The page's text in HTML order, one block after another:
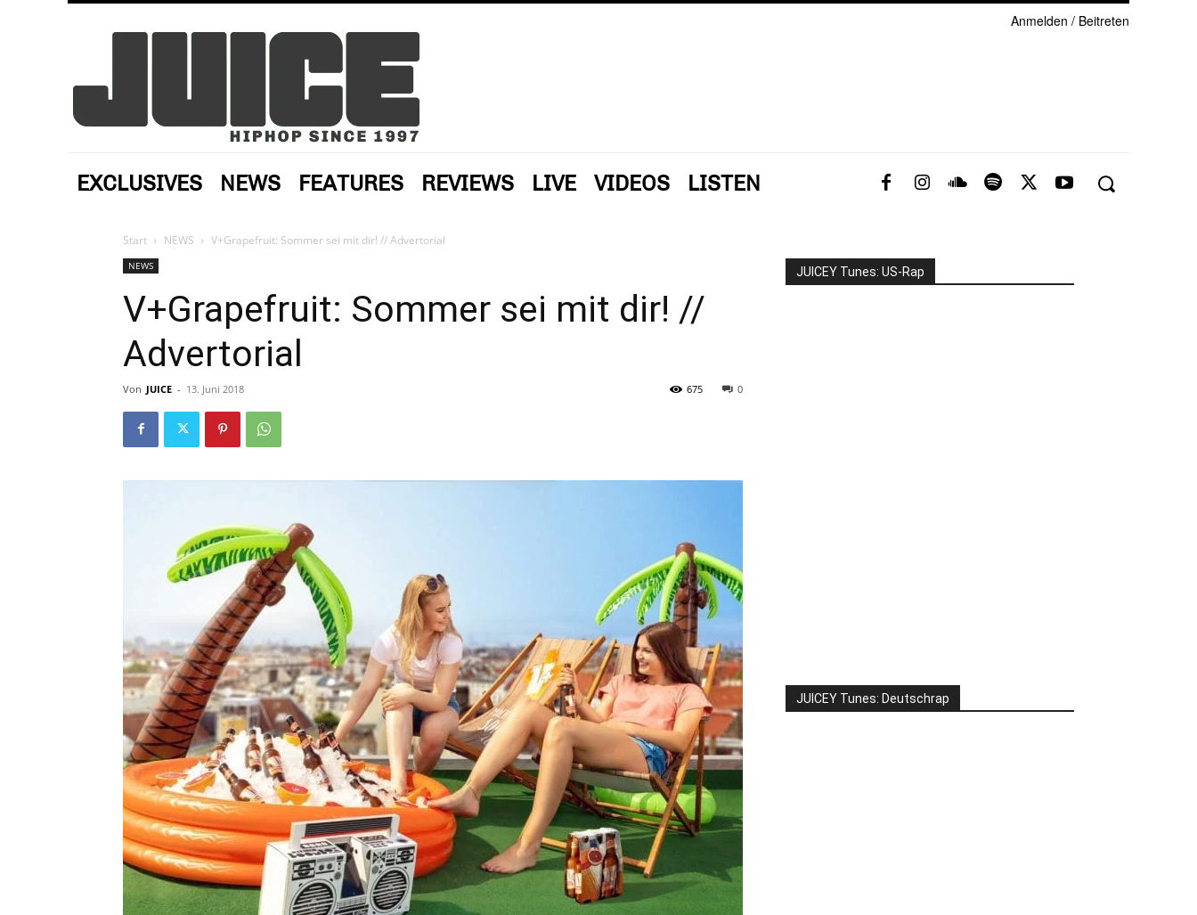
Anmelden / Beitreten
EXCLUSIVES NEWS FEATURES REVIEWS LIVE VIDEOS LISTEN
Start NEWS V+Grapefruit: Sommer sei mit dir! // Advertorial
NEWS
V+Grapefruit: Sommer sei mit dir! //
Advertorial
Von JUICE - 13. Juni 2018 0
675
JUICEY Tunes: US-Rap
JUICEY Tunes: Deutschrap